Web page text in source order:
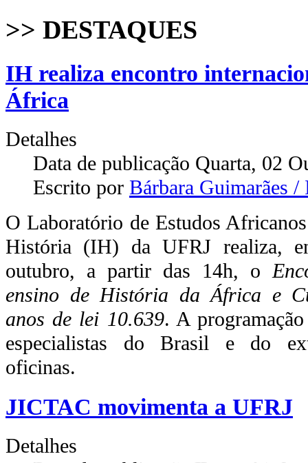
>> DESTAQUES
IH realiza encontro
África
Detalhes
Data de publicação Quarta, 02
Escrito por Bárbara Guimarães
O Laboratório de Estudos
História (IH) da UFRJ realiza,
outubro, a partir das 14h, o
ensino de História da África e
anos de lei 10.639. A
especialistas do Brasil e do
oficinas.
JICTAC movimenta a UFRJ
Detalhes